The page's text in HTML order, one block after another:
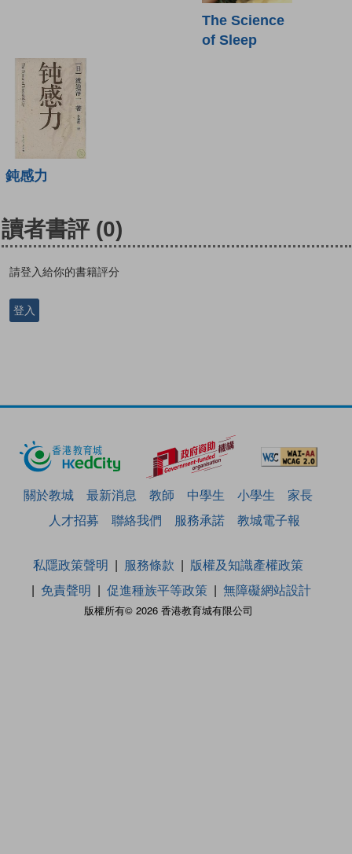
The Science
of Sleep
鈍感力
讀者書評 (0)
請登入給你的書籍評分
登入
關於教城 最新消息 教師 中學生 小學生
家長
人才招募
聯絡我們 服務承諾 教城電子報
版權所有© 2026 香港教育城有限公司
私隱政策聲明 服務條款
版權及知識產權政策
免責聲明
促進種族平等政策 無障礙網站設計